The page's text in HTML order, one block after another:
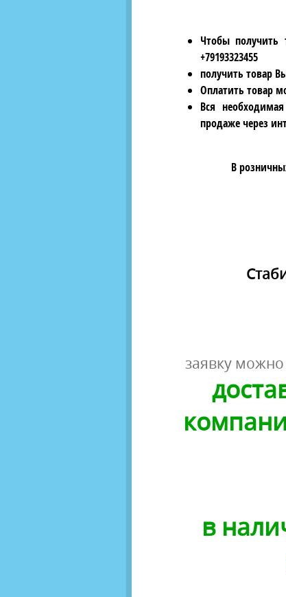
Чтобы получить
+79193323455
получить товар
Оплатить товар
Вся
продаже через
В
заявку
в